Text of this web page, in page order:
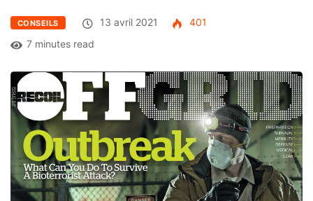
CONSEILS 13 avril 2021
401
7 minutes read